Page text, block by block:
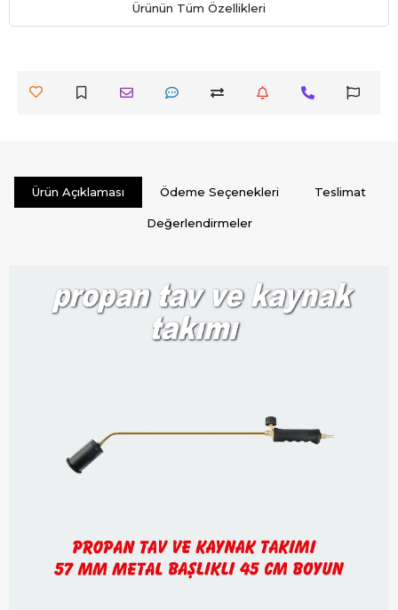
Ürünün Tüm Özellikleri
Ürün Açıklaması Ödeme Seçenekleri Teslimat
Değerlendirmeler